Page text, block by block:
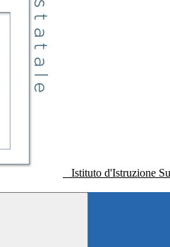
Istituto d'Istruzione